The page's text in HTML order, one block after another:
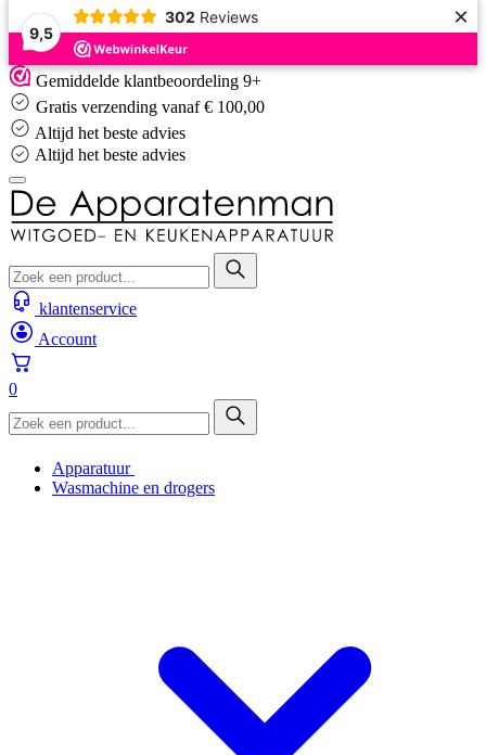
9,5
302 Reviews ×
Skip
to
content
Gemiddelde klantbeoordeling 9+
Gratis verzending vanaf € 100,00
Altijd het beste advies
Altijd het beste advies
klantenservice
Account
0
Apparatuur
Wasmachine en drogers